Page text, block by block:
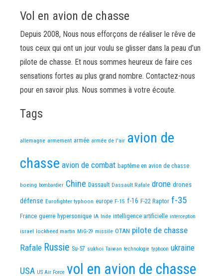
Vol en avion de chasse
Depuis 2008, Nous nous efforçons de réaliser le rêve de
tous ceux qui ont un jour voulu se glisser dans la peau d’un
pilote de chasse. Et nous sommes heureux de faire ces
sensations fortes au plus grand nombre. Contactez-nous
pour en savoir plus. Nous sommes à votre écoute.
Tags
allemagne armement armée armée de l'air avion de
chasse avion de combat baptême en avion de chasse
boeing bombardier Chine Dassault Dassault Rafale drone drones
défense Eurofighter typhoon europe F-15 f-16 F-22 Raptor f-35
France guerre hypersonique IA Inde intelligence artificielle interception
israel lockheed martin MiG-29 missile OTAN pilote de chasse
Rafale Russie Su-57 sukhoi Taiwan technologie typhoon ukraine
USA US Air Force vol en avion de chasse